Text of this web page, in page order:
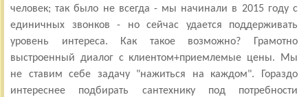
человек; так было не всегда - мы начинали в 2015 году с
единичных звонков - но сейчас удается поддерживать
уровень интереса. Как такое возможно? Грамотно
выстроенный диалог с клиентом+приемлемые цены. Мы
не ставим себе задачу "нажиться на каждом". Гораздо
интереснее подбирать сантехнику под потребности